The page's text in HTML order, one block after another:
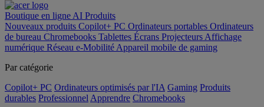
Boutique en ligne AI Produits
Nouveaux produits Copilot+ PC Ordinateurs portables Ordinateurs
de bureau Chromebooks Tablettes Écrans Projecteurs Affichage
numérique Réseau e-Mobilité Appareil mobile de gaming
Par catégorie
Copilot+ PC Ordinateurs optimisés par l'IA Gaming Produits
durables Professionnel Apprendre Chromebooks